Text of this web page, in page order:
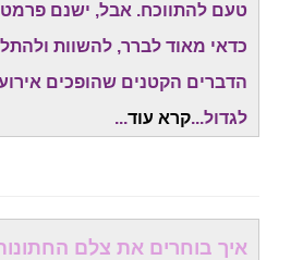
טעם להתווכח. אבל, ישנם
כדאי מאוד לברר, להשוות
הדברים הקטנים שהופכים
לגדול...קרא עוד...
איך בוחרים את צלם